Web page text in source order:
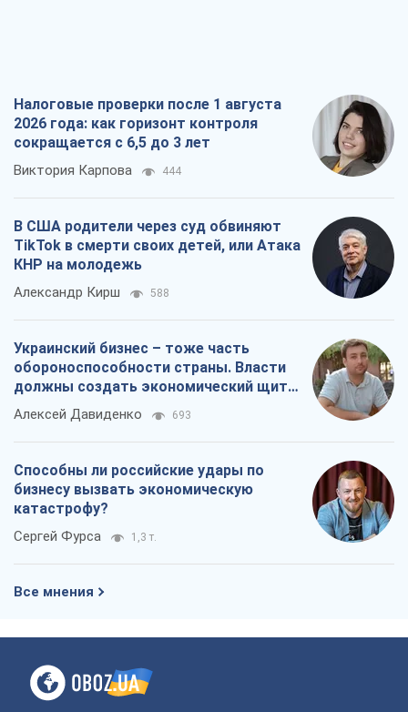
Налоговые проверки после 1 августа
2026 года: как горизонт контроля
сокращается с 6,5 до 3 лет
Виктория Карпова 444
В США родители через суд обвиняют
TikTok в смерти своих детей, или Атака
КНР на молодежь
Александр Кирш 588
Украинский бизнес – тоже часть
обороноспособности страны. Власти
должны создать экономический щит
для компаний
Алексей Давиденко 693
Способны ли российские удары по
бизнесу вызвать экономическую
катастрофу?
Сергей Фурса 1,3 т.
Все мнения